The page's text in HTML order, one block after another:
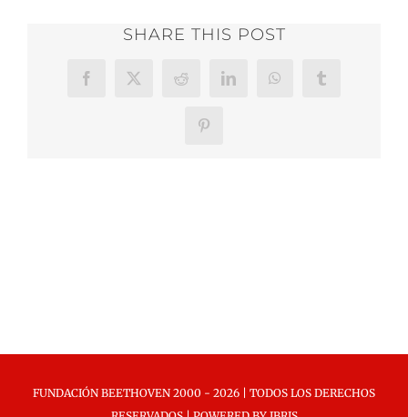
SHARE THIS POST
Facebook
X Reddit LinkedInWhatsAppTumblr
Pinterest
FUNDACIÓN BEETHOVEN 2000 - 2026 | TODOS LOS DERECHOS